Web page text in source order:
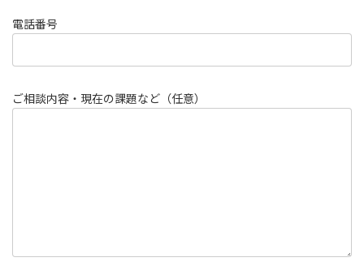
電話番号
ご相談内容・現在の課題など（任意）